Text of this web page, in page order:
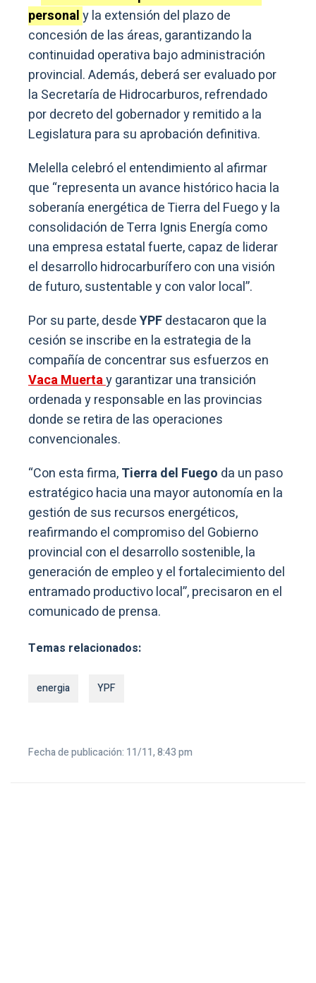
personaly la extensión del plazo de
concesión de las áreas, garantizando la
continuidad operativa bajo administración
provincial. Además, deberá ser evaluado por
la Secretaría de Hidrocarburos, refrendado
por decreto del gobernador y remitido a la
Legislatura para su aprobación definitiva.
Melella celebró el entendimiento al afirmar
que “representa un avance histórico hacia la
soberanía energética de Tierra del Fuego y la
consolidación de Terra Ignis Energía como
una empresa estatal fuerte, capaz de liderar
el desarrollo hidrocarburífero con una visión
de futuro, sustentable y con valor local”.
Por su parte, desdeYPFdestacaron que la
cesión se inscribe en la estrategia de la
compañía de concentrar sus esfuerzos en
Vaca Muertay garantizar una transición
ordenada y responsable en las provincias
donde se retira de las operaciones
convencionales.
“Con esta firma,Tierra del Fuego da un paso
estratégico hacia una mayor autonomía en la
gestión de sus recursos energéticos,
reafirmando el compromiso del Gobierno
provincial con el desarrollo sostenible, la
generación de empleo y el fortalecimiento del
entramado productivo local”, precisaron en el
comunicado de prensa.
Temas relacionados:
energia YPF
Fecha de publicación: 11/11, 8:43 pm